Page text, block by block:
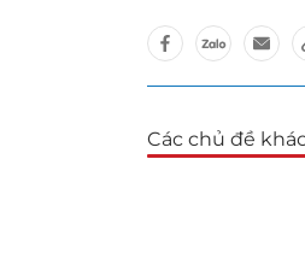
Các chủ đề